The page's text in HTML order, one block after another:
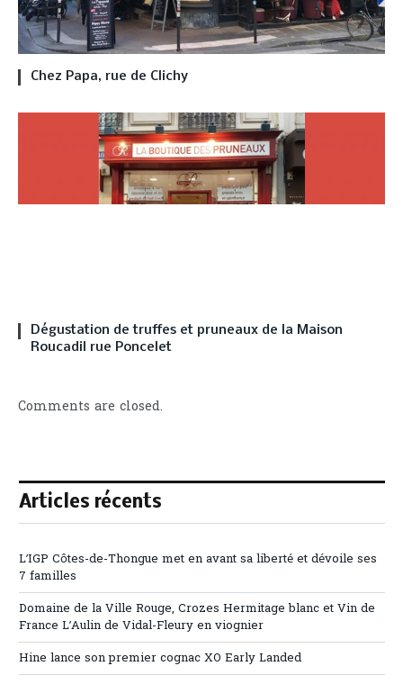
Chez Papa, rue de Clichy
Dégustation de truffes et pruneaux de la Maison
Roucadil rue Poncelet
Comments are closed.
Articles récents
L’IGP Côtes-de-Thongue met en avant sa liberté et dévoile ses
7 familles
Domaine de la Ville Rouge, Crozes Hermitage blanc et Vin de
France L’Aulin de Vidal-Fleury en viognier
Hine lance son premier cognac XO Early Landed